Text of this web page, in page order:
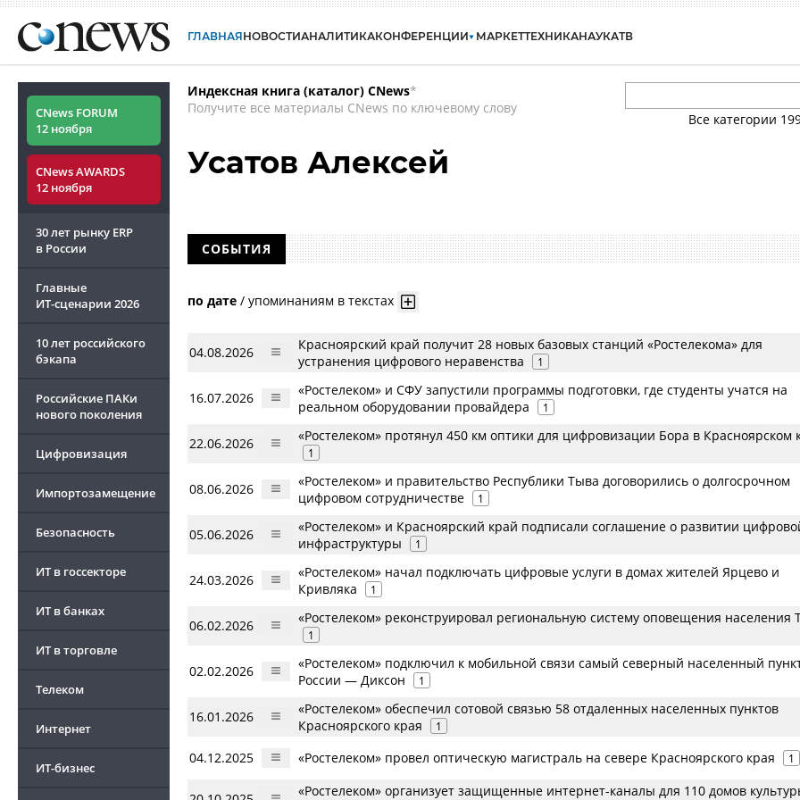
ГЛАВНАЯНОВОСТИАНАЛИТИКАКОНФЕРЕНЦИИ МАРКЕТТЕХНИКАНАУКАТВ
CNews FORUM
12 ноября
CNews AWARDS
12 ноября
30 лет рынку ERP
в России
Главные
ИТ-сценарии 2026
10 лет российского
бэкапа
Российские ПАКи
нового поколения
Цифровизация
Импортозамещение
Безопасность
ИТ в госсекторе
ИТ в банках
ИТ в торговле
Телеком
Интернет
ИТ-бизнес
Индексная книга (каталог) CNews*
Получите все материалы CNews по ключевому слову
Все категории
Усатов Алексей
СОБЫТИЯ
по дате / упоминаниям в текстах
04.08.2026
Красноярский край получит 28 новых базовых станций «Ростелекома» для
устранения цифрового неравенства
1
16.07.2026
«Ростелеком» и СФУ запустили программы подготовки, где студенты учатся на
реальном оборудовании провайдера
1
22.06.2026 «Ростелеком» протянул 450 км оптики для цифровизации Бора в Красноярском
1
08.06.2026
«Ростелеком» и правительство Республики Тыва договорились о долгосрочном
цифровом сотрудничестве
1
05.06.2026
«Ростелеком» и Красноярский край подписали соглашение о развитии
инфраструктуры
1
24.03.2026
«Ростелеком» начал подключать цифровые услуги в домах жителей Ярцево и
Кривляка
1
06.02.2026 «Ростелеком» реконструировал региональную систему оповещения населения
1
02.02.2026
«Ростелеком» подключил к мобильной связи самый северный населенный
России — Диксон
1
16.01.2026
«Ростелеком» обеспечил сотовой связью 58 отдаленных населенных пунктов
Красноярского края
1
04.12.2025 «Ростелеком» провел оптическую магистраль на севере Красноярского края 1
«Ростелеком» организует защищенные интернет-каналы для 110 домов